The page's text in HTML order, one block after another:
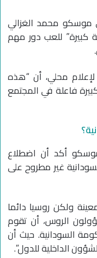
موسكو محمد الغزالي
كبيرة” للعب دور مهم
محلي، أن “هذه
فاعلة في المجتمع
أكد أن اضطلاع
غير مطروح على
ولكن روسيا دائما
الروس، أن تقوم
السودانية. حيث أن
الداخلية للدول”.